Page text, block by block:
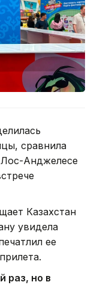
сравнила
Лос-Анджелесе
Казахстан
увидела
ее
раз, но в